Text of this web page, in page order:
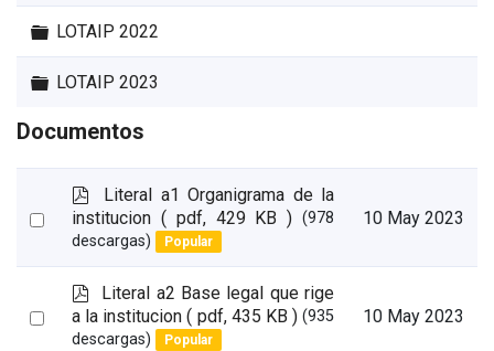
Carpeta
LOTAIP 2022
Carpeta
LOTAIP 2023
Documentos
Select
p
d
f
Literal a1 Organigrama de la
institucion ( pdf, 429 KB ) (978
descargas)
Popular
10 May 2023
Select
p
d
f
Literal a2 Base legal que rige
a la institucion ( pdf, 435 KB ) (935
descargas)
Popular
10 May 2023